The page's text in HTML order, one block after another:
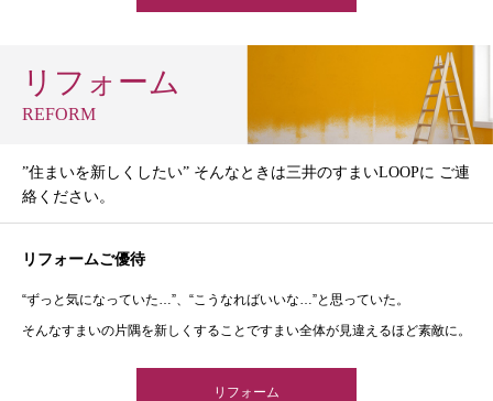
リフォーム
REFORM
”住まいを新しくしたい” そんなときは三井のすまいLOOPに ご連
絡ください。
リフォームご優待
“ずっと気になっていた…”、“こうなればいいな…”と思っていた。
そんなすまいの片隅を新しくすることですまい全体が見違えるほど素敵に。
リフォーム